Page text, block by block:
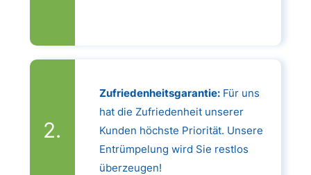
Zufriedenheitsgarantie:Für uns
hat die Zufriedenheit unserer
Kunden höchste Priorität. Unsere
Entrümpelung wird Sie restlos
überzeugen!